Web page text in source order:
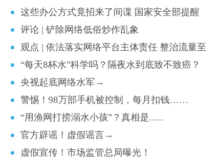
宝 这些办公方式竟招来了间谍 国家安全部提醒
评论 | 铲除网络低俗炒作乱象
观点 | 依法落实网络平台主体责任 整治流量至
上和“饭圈”乱象
“每天8杯水”科学吗？隔夜水到底致不致癌？
央视起底网络水军→
警惕！98万部手机被控制，每月扣钱……
“用渔网打捞溺水小孩”？真相是......
官方辟谣！虚假谣言→
虚假宣传！市场监管总局曝光！